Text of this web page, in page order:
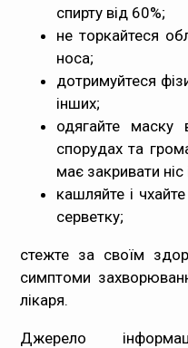
спирту від 60%;
не торкайтеся
носа;
дотримуйтеся
інших;
одягайте маску
спорудах та
має закривати ніс
кашляйте і
серветку;
стежте за своїм
симптоми
лікаря.
Джерело